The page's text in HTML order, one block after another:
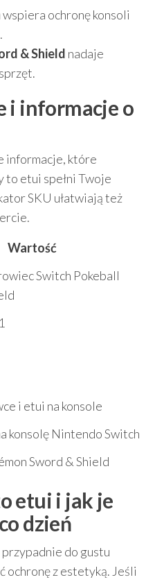
wspiera ochronę konsoli
& Shield nadaje
i informacje o
informacje, które
to etui spełni Twoje
SKU ułatwiają też
Wartość
Switch Pokeball
i etui na konsole
konsolę Nintendo Switch
Sword & Shield
etui i jak je
dzień
do gustu
ochronę z estetyką. Jeśli